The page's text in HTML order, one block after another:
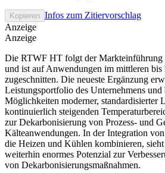
Kopieren Infos zum Zitiervorschlag
Anzeige
Anzeige
Die RTWF HT folgt der
und ist auf Anwendungen im mittleren bis
zugeschnitten. Die neueste Ergänzung
Leistungsportfolio des Unternehmens und
Möglichkeiten moderner, standardisierter
kontinuierlich steigenden
zur Dekarbonisierung von Prozess- und
Kälteanwendungen. In der Integration
die Heizen und Kühlen kombinieren,
weiterhin enormes Potenzial zur
von Dekarbonisierungsmaßnahmen.